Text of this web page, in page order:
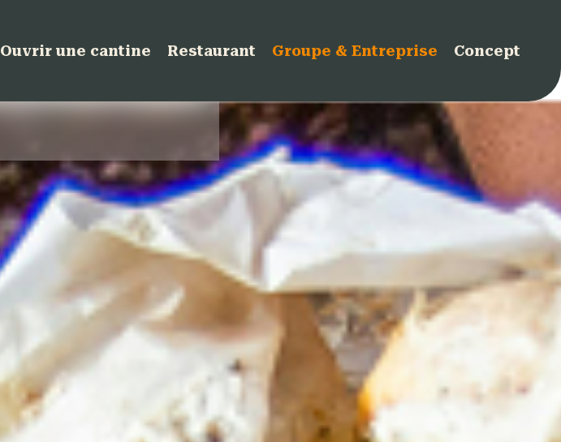
Ouvrir une cantine Restaurant Groupe & Entreprise Concept